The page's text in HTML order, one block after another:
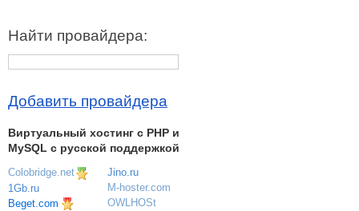
Найти провайдера:
Добавить провайдера
Виртуальный хостинг c PHP и
MySQL с русской поддержкой
Colobridge.net
1Gb.ru
Beget.com
Jino.ru
M-hoster.com
OWLHOSt